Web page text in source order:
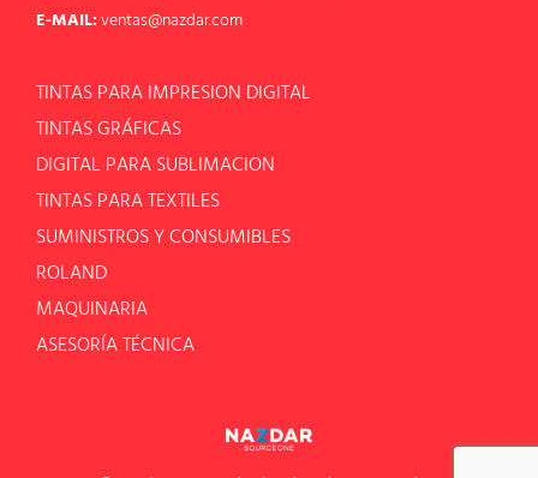
E-MAIL:ventas@nazdar.com
TINTAS PARA IMPRESION DIGITAL
TINTAS GRÁFICAS
DIGITAL PARA SUBLIMACION
TINTAS PARA TEXTILES
SUMINISTROS Y CONSUMIBLES
ROLAND
MAQUINARIA
ASESORÍA TÉCNICA